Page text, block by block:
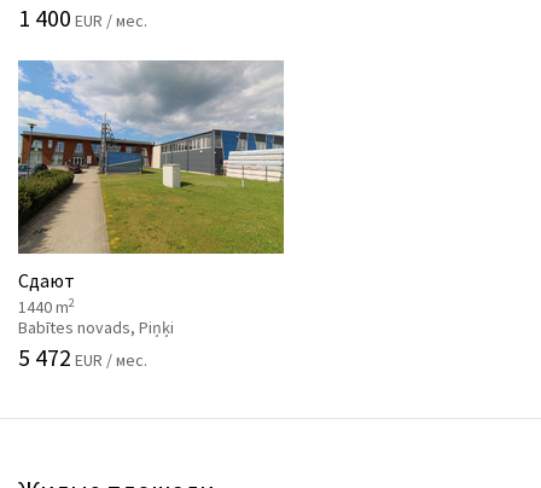
1 400 EUR / мес.
Сдают
1440 m2
Babītes novads, Piņķi
5 472 EUR / мес.